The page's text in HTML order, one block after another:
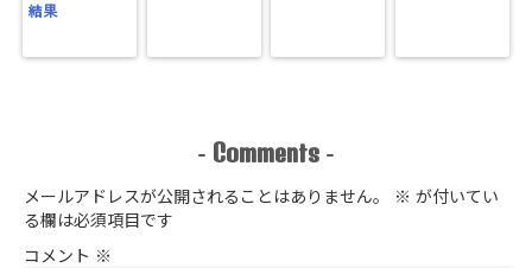
結果
- Comments -
メールアドレスが公開されることはありません。 ※ が付いてい
る欄は必須項目です
コメント ※